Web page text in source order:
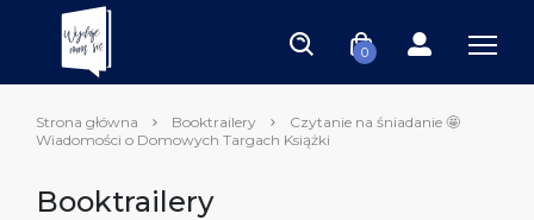
0
Strona główna Booktrailery
Czytanie na śniadanie 🤩
Wiadomości o Domowych Targach Książki
Booktrailery